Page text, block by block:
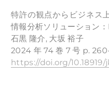
特許の観点からビジネス
情報分析ソリューショ
石黒 隆介, 大坂 裕子
2024 年 74 巻 7 号 p.
https://doi.org/10.18919/